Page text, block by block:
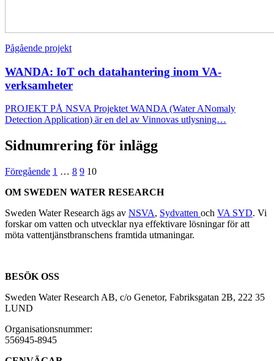
Pågående projekt
WANDA: IoT och datahantering inom VA-
verksamheter
PROJEKT PÅ NSVA Projektet WANDA (Water ANomaly
Detection Application) är en del av Vinnovas utlysning…
Sidnumrering för inlägg
Föregående 1 … 8 9 10
OM SWEDEN WATER RESEARCH
Sweden Water Research ägs av NSVA, Sydvatten och VA SYD. Vi
forskar om vatten och utvecklar nya effektivare lösningar för att
möta vattentjänstbranschens framtida utmaningar.
BESÖK OSS
Sweden Water Research AB, c/o Genetor, Fabriksgatan 2B, 222 35
LUND
Organisationsnummer:
556945-8945